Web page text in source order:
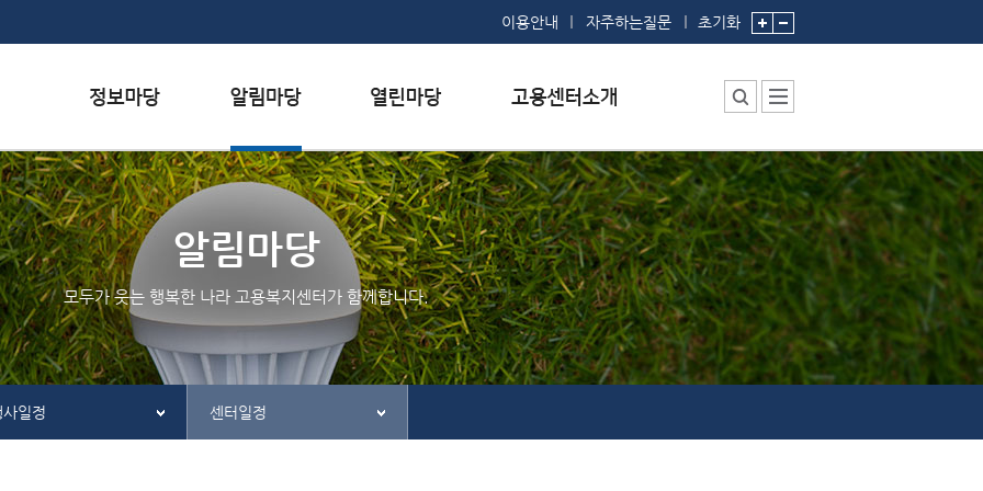
이용안내 자주하는질문 초기화
서식자료실
채용정보
인재정보
관련사이트
행사일정
공지사항
자주하는 질문
질문하기
칭찬하기
불친절 신고하기
센터소장 인사말
센터에서 하는 일
부서 및 직원소개
시설안내
찾아오시는 길
알림마당
모두가 웃는 행복한 나라 고용복지센터가 함께합니다.
사일정 센터일정